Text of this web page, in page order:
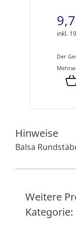
inkl.
Der
Hinweise
Balsa
Weitere
Kategorie: